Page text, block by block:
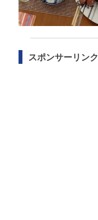
スポンサーリンク